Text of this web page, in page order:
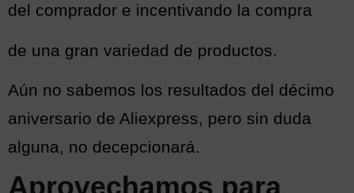
del comprador e incentivando la compra
de una gran variedad de productos.
Aún no sabemos los resultados del décimo
aniversario de Aliexpress, pero sin duda
alguna, no decepcionará.